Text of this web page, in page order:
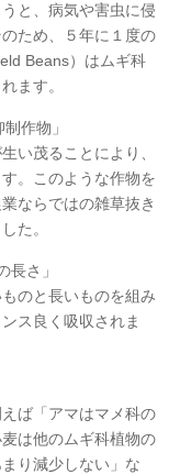
と、病気や害虫に侵
ため、５年に１度の
Beans）はムギ科
ます。
作物」
い茂ることにより、
。このような作物を
ならではの雑草抜き
た。
さ」
のと長いものを組み
ス良く吸収されま
ば「アマはマメ科の
は他のムギ科植物の
り減少しない」な